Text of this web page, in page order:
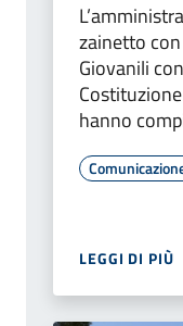
zainetto
Giovanili
hanno
LEGGI DI PIÙ